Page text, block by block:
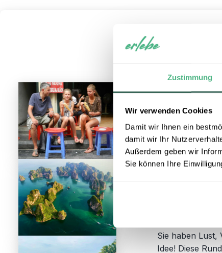
Zustimmung
Wir verwenden Cookies
Damit wir Ihnen ein
damit wir Ihr
Außerdem geben wir
Sie können Ihre
Reisezeitraum:
Reiseroute:
Reisepreis:
ab
ab
Inklusive:
Sie haben Lust,
Idee! Diese